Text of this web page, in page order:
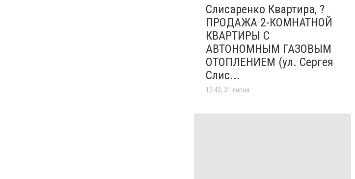
Слисаренко Квартира, ?
ПРОДАЖА 2-КОМНАТНОЙ
КВАРТИРЫ С
АВТОНОМНЫМ ГАЗОВЫМ
ОТОПЛЕНИЕМ (ул. Сергея
Слис...
12:43, 31 липня